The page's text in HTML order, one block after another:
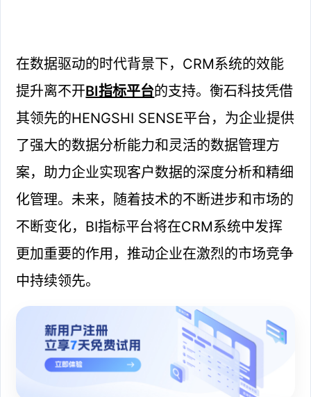
在数据驱动的时代背景下，CRM系统的效能
提升离不开BI指标平台的支持。衡石科技凭借
其领先的HENGSHI SENSE平台，为企业提供
了强大的数据分析能力和灵活的数据管理方
案，助力企业实现客户数据的深度分析和精细
化管理。未来，随着技术的不断进步和市场的
不断变化，BI指标平台将在CRM系统中发挥
更加重要的作用，推动企业在激烈的市场竞争
中持续领先。